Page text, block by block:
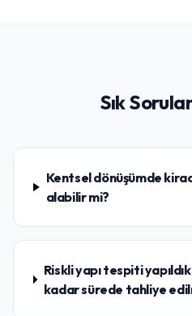
Sık
Kentsel dönüşümde
alabilir mi?
Riskli yapı tespiti
kadar sürede tahliye